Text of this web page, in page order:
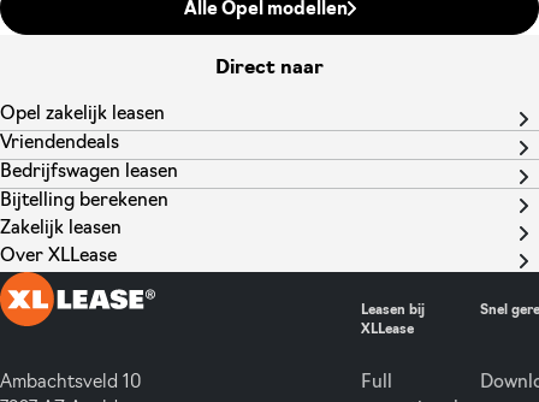
Alle Opel modellen
Direct naar
Opel zakelijk leasen
Vriendendeals
Bedrijfswagen leasen
Bijtelling berekenen
Zakelijk leasen
Over XLLease
Ambachtsveld 10
Leasen bij
XLLease
Full
Snel